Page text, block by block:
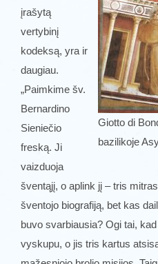
Giotto di
bazilikoje
įrašytą
vertybinį
kodeksą, yra ir
daugiau.
„Paimkime šv.
Bernardino
Sieniečio
freską. Ji
vaizduoja
šventąjį, o aplink jį – tris
šventojo biografiją, bet kas
buvo svarbiausia? Ogi tai,
vyskupu, o jis tris kartus